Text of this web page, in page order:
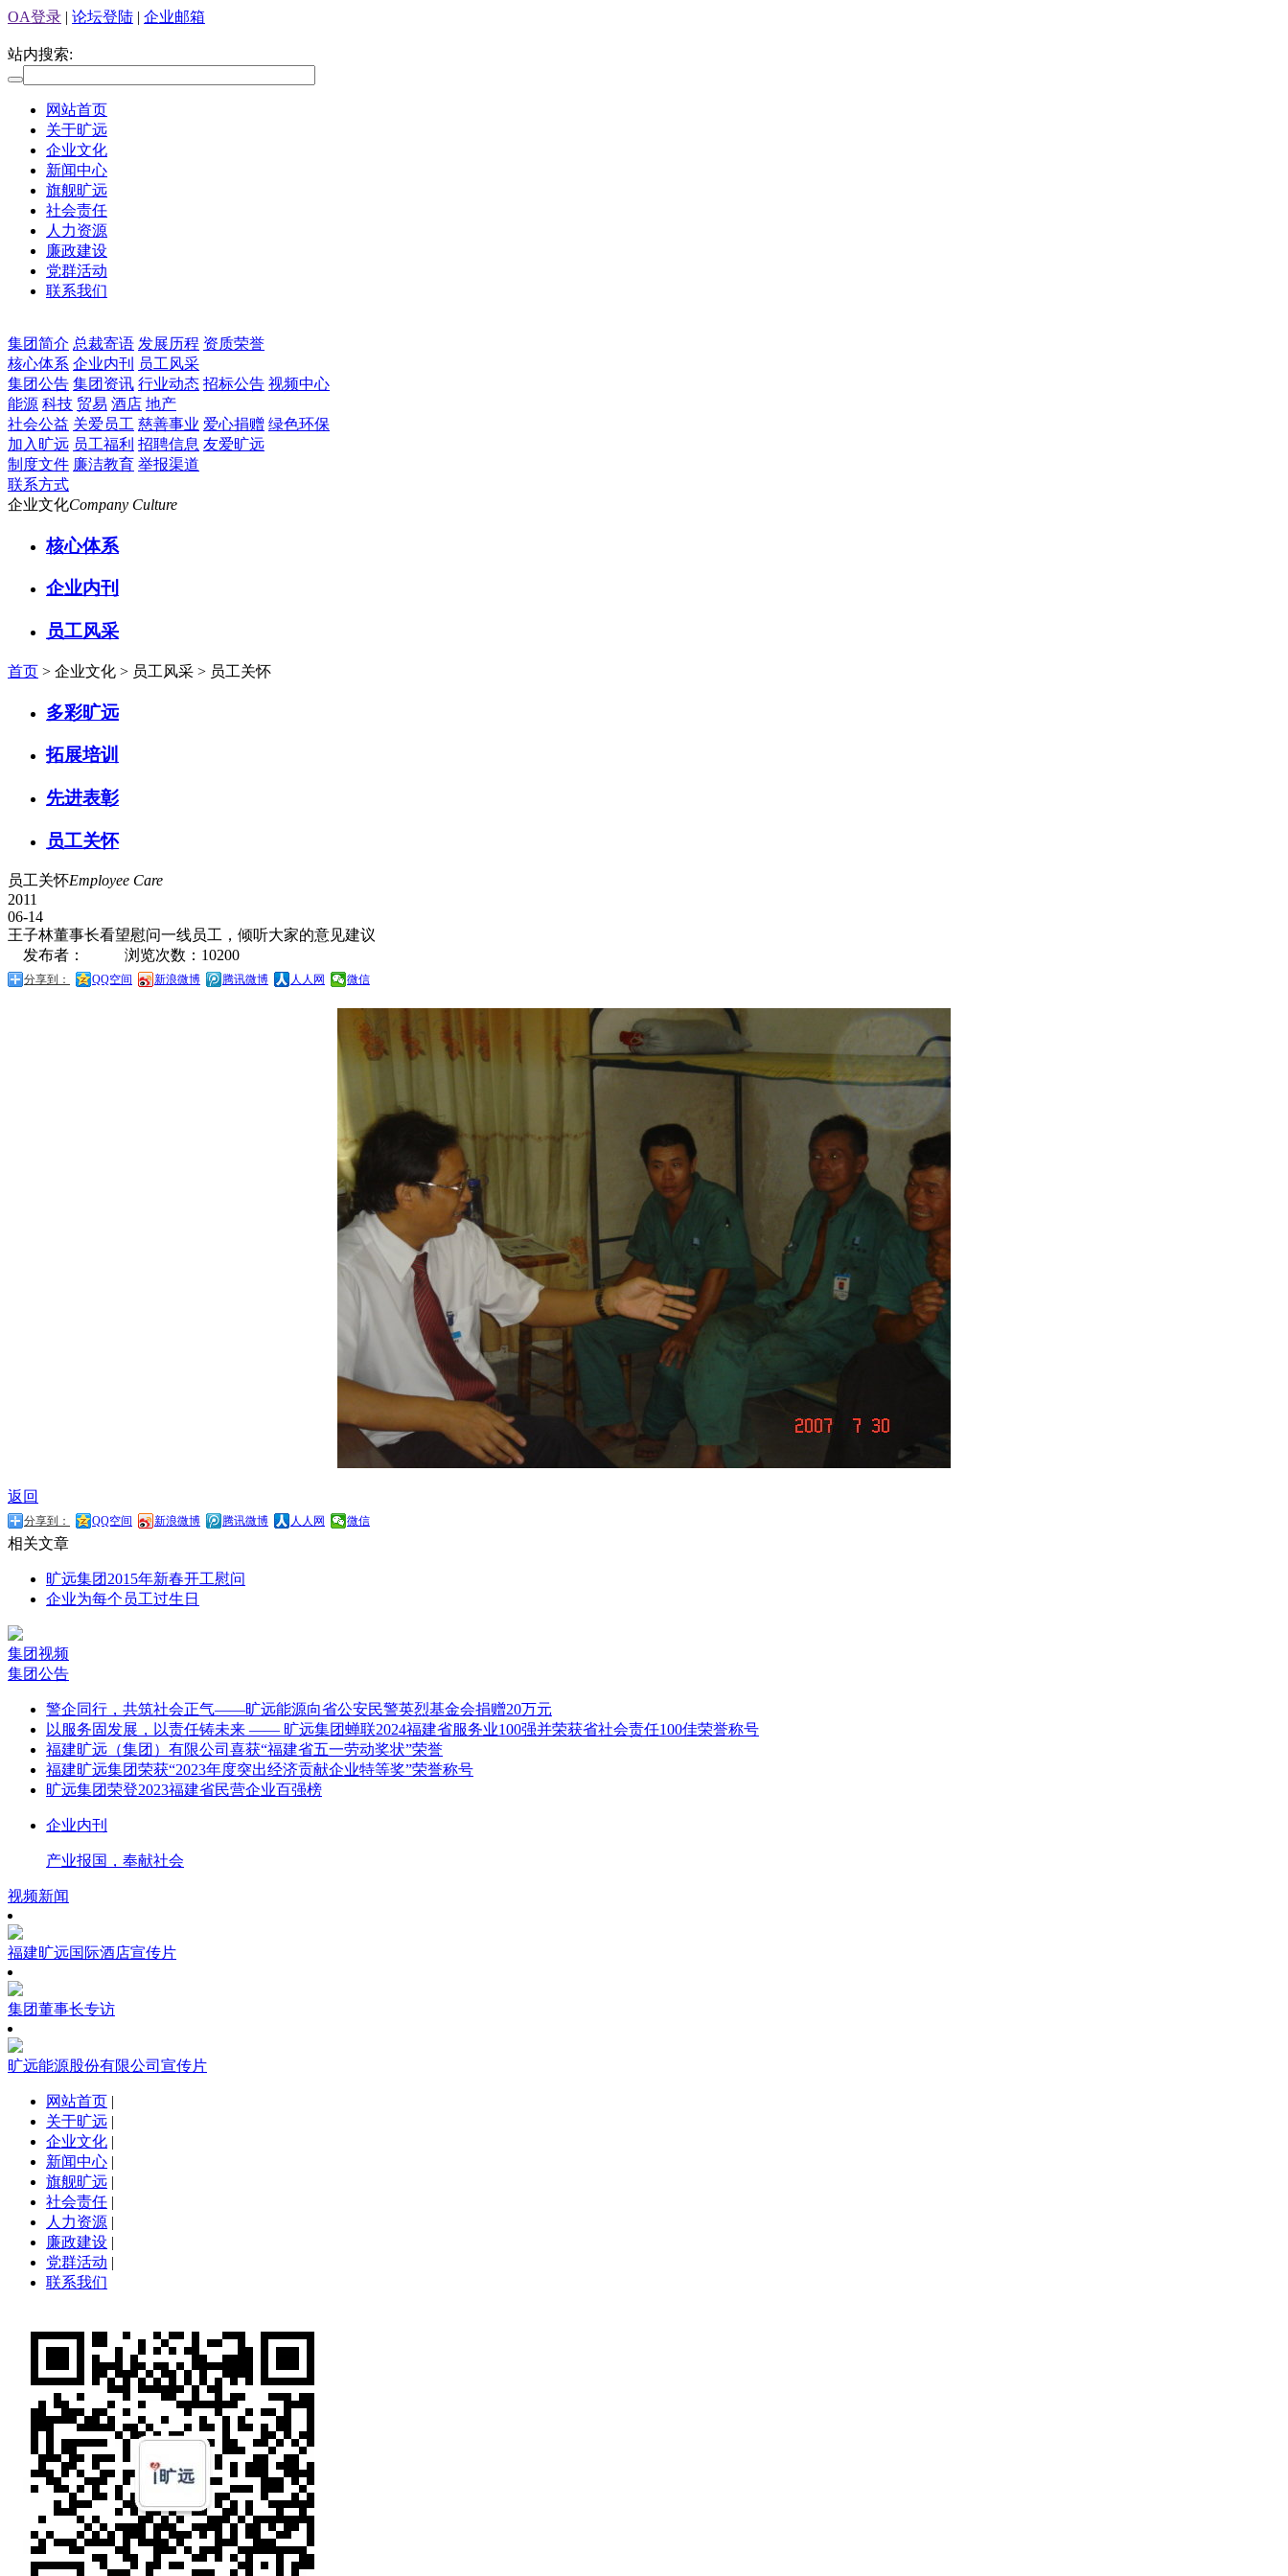
OA登录 | 论坛登陆 | 企业邮箱
站内搜索:
网站首页
关于旷远
企业文化
新闻中心
旗舰旷远
社会责任
人力资源
廉政建设
党群活动
联系我们
集团简介 总裁寄语 发展历程 资质荣誉
核心体系 企业内刊
员工风采
集团公告 集团资讯 行业动态 招标公告 视频中心
能源 科技 贸易 酒店 地产
社会公益 关爱员工 慈善事业 爱心捐赠 绿色环保
加入旷远 员工福利 招聘信息 友爱旷远
制度文件 廉洁教育 举报渠道
联系方式
企业文化Company Culture
核心体系
企业内刊
员工风采
首页 > 企业文化 > 员工风采 > 员工关怀
多彩旷远
拓展培训
先进表彰
员工关怀
员工关怀Employee Care
2011
06-14
王子林董事长看望慰问一线员工，倾听大家的意见建议
发布者：
浏览次数：10200
分享到： QQ空间 新浪微博 腾讯微博 人人网 微信
返回
分享到： QQ空间 新浪微博 腾讯微博 人人网 微信
相关文章
旷远集团2015年新春开工慰问
企业为每个员工过生日
集团视频
集团公告
警企同行，共筑社会正气——旷远能源向省公安民警英烈基金会捐赠20万元
以服务固发展，以责任铸未来 —— 旷远集团蝉联2024福建省服务业100强并荣获省社会责任100佳荣誉称号
福建旷远（集团）有限公司喜获“福建省五一劳动奖状”荣誉
福建旷远集团荣获“2023年度突出经济贡献企业特等奖”荣誉称号
旷远集团荣登2023福建省民营企业百强榜
企业内刊
产业报国，奉献社会
视频新闻
福建旷远国际酒店宣传片
集团董事长专访
旷远能源股份有限公司宣传片
网站首页
关于旷远
企业文化
新闻中心
旗舰旷远
社会责任
人力资源
廉政建设
党群活动
联系我们